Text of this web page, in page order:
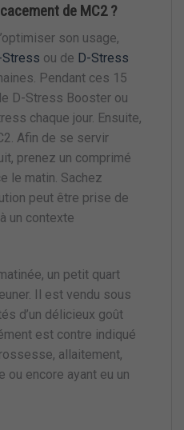
de MC2 ?
son usage,
Stress ou de D-Stress
Pendant ces 15
D-Stress Booster ou
chaque jour. Ensuite,
Afin de se servir
prenez un comprimé
le matin. Sachez
peut être prise de
un contexte
un petit quart
Il est vendu sous
d’un délicieux goût
est contre indiqué
allaitement,
ou encore ayant eu un